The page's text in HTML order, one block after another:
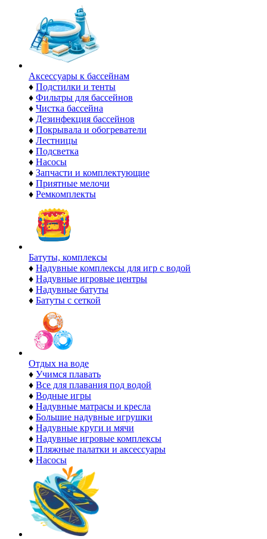
Аксессуары к бассейнам
♦ Подстилки и тенты
♦ Фильтры для бассейнов
♦ Чистка бассейна
♦ Дезинфекция бассейнов
♦ Покрывала и обогреватели
♦ Лестницы
♦ Подсветка
♦ Насосы
♦ Запчасти и комплектующие
♦ Приятные мелочи
♦ Ремкомплекты
Батуты, комплексы
♦ Надувные комплексы для игр с водой
♦ Надувные игровые центры
♦ Надувные батуты
♦ Батуты с сеткой
Отдых на воде
♦ Учимся плавать
♦ Все для плавания под водой
♦ Водные игры
♦ Надувные матрасы и кресла
♦ Большие надувные игрушки
♦ Надувные круги и мячи
♦ Надувные игровые комплексы
♦ Пляжные палатки и аксессуары
♦ Насосы